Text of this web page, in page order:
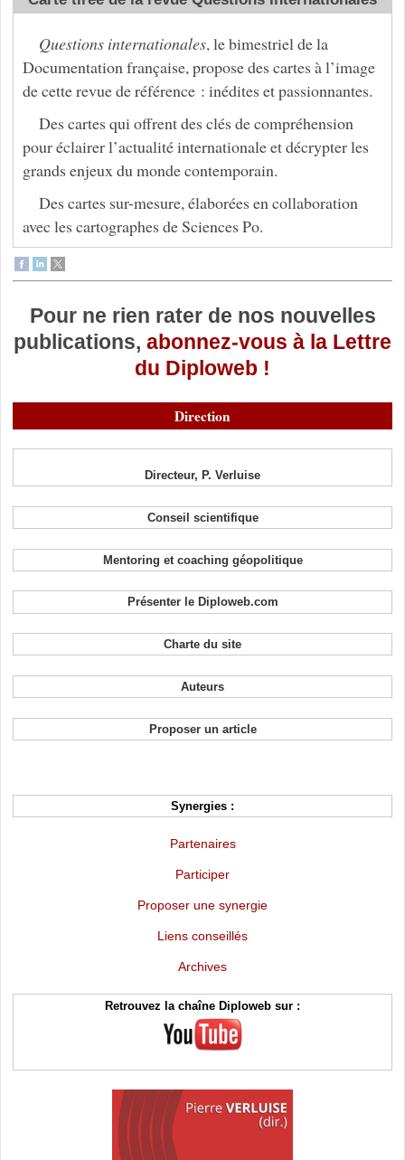
Questions internationales, le bimestriel de la
Documentation française, propose des cartes à l’image
de cette revue de référence : inédites et passionnantes.
Des cartes qui offrent des clés de compréhension
pour éclairer l’actualité internationale et décrypter les
grands enjeux du monde contemporain.
Des cartes sur-mesure, élaborées en collaboration
avec les cartographes de Sciences Po.
Pour ne rien rater de nos nouvelles
publications, abonnez-vous à la Lettre
du Diploweb !
Direction
Directeur, P. Verluise
Conseil scientifique
Mentoring et coaching géopolitique
Présenter le Diploweb.com
Charte du site
Auteurs
Proposer un article
Synergies :
Partenaires
Participer
Proposer une synergie
Liens conseillés
Archives
Retrouvez la chaîne Diploweb sur :